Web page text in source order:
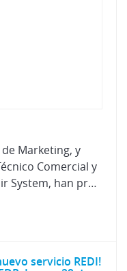
Marketing, y
Comercial y
Product Manager de Car Repair System, han presentado en Centro Zaragoza sus últimas incorporaciones: las pistolas aerográficas Meiji, productos de su gama HE de alta eficiencia, lijas de la línea cerámica, lijadoras y pulidoras eléctricas y nuevos pulimentos.
servicio REDI!